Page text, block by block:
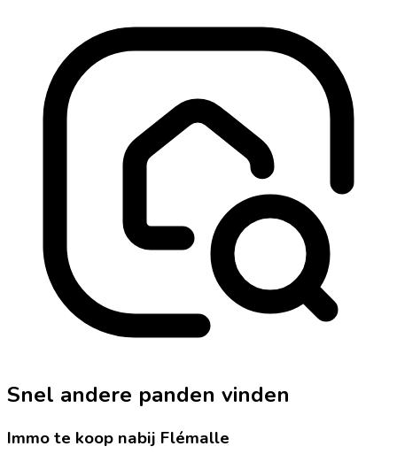
Snel andere panden vinden
Immo te koop nabij Flémalle